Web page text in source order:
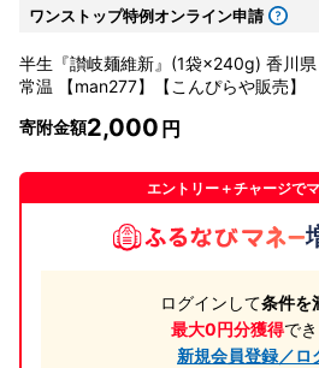
ワンストップ特例オンライン申請
半生『讃岐麺維新』(1袋×240g) 香川
常温 【man277】【こんぴらや販売】
寄附金額2,000
エントリー＋チャージで
ログインして条件を
最大0円分獲得でき
新規会員登録／ロ